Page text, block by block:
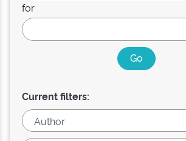
for
Current filters: